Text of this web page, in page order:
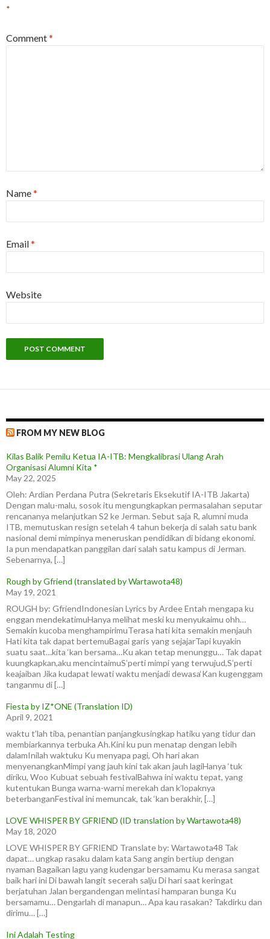
*
Comment*
Name*
Email*
Website
FROM MY NEW BLOG
Kilas Balik Pemilu Ketua IA-ITB: Mengkalibrasi Ulang Arah
Organisasi Alumni Kita *
May 22, 2025
Oleh: Ardian Perdana Putra (Sekretaris Eksekutif IA-ITB Jakarta)
Dengan malu-malu, sosok itu mengungkapkan permasalahan seputar
rencananya melanjutkan S2 ke Jerman. Sebut saja R, alumni muda
ITB, memutuskan resign setelah 4 tahun bekerja di salah satu bank
nasional demi mimpinya meneruskan pendidikan di bidang ekonomi.
Ia pun mendapatkan panggilan dari salah satu kampus di Jerman.
Sebenarnya, […]
Rough by Gfriend (translated by Wartawota48)
May 19, 2021
ROUGH by: GfriendIndonesian Lyrics by Ardee Entah mengapa ku
enggan mendekatimuHanya melihat meski ku menyukaimu ohh…
Semakin kucoba menghampirimuTerasa hati kita semakin menjauh
Hati kita tak dapat bertemuBagai garis yang sejajarTapi kuyakin
suatu saat…kita ‘kan bersama…Ku akan tetap menunggu… Tak dapat
kuungkapkan,aku mencintaimuS’perti mimpi yang terwujud,S’perti
keajaiban Jika kudapat lewati waktu menjadi dewasa‘Kan kugenggam
tanganmu di […]
Fiesta by IZ*ONE (Translation ID)
April 9, 2021
waktu t’lah tiba, penantian panjangkusingkap hatiku yang tidur dan
membiarkannya terbuka Ah.Kini ku pun menatap dengan lebih
dalamInilah waktuku Ku menyapa pagi, Oh hari akan
menyenangkanMimpi yang jauh kini tak akan jauh lagiHanya ‘tuk
diriku, Woo Kubuat sebuah festivalBahwa ini waktu tepat, yang
kutentukan Bunga warna-warni merekah dan k’lopaknya
beterbanganFestival ini memuncak, tak ‘kan berakhir, […]
LOVE WHISPER BY GFRIEND (ID translation by Wartawota48)
May 18, 2020
LOVE WHISPER BY GFRIEND Translate by: Wartawota48 Tak
dapat… ungkap rasaku dalam kata Sang angin bertiup dengan
nyaman Bagaikan lagu yang kudengar bersamamu Ku merasa sangat
baik hari ini Di bawah langit secerah salju Di hari saat keringat
berjatuhan Jalan bergandengan melintasi hamparan bunga Ku
bersamamu… Dengarlah di manapun… Apa kau rasakan? Takdirku dan
dirimu… […]
Ini Adalah Testing